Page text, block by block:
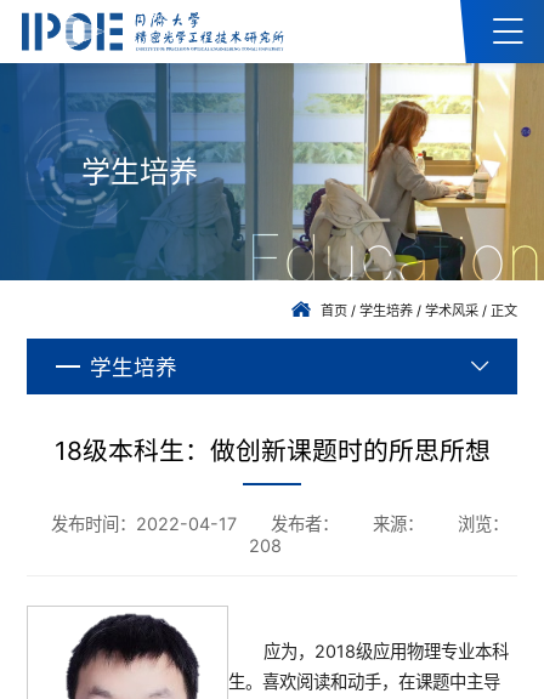
学生培养
Education
首页/ 学生培养/ 学术风采/ 正文
学生培养
18级本科生：做创新课题时的所思所想
发布时间：2022-04-17 发布者： 来源：
浏览：
208
应为，2018级应用物理专业本科
生。喜欢阅读和动手，在课题中主导